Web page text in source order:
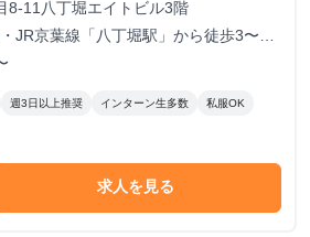
8-11八丁堀エイトビル3階
JR京葉線「八丁堀駅」から徒歩3〜6
週3日以上推奨 インターン生多数 私服OK
求人を見る